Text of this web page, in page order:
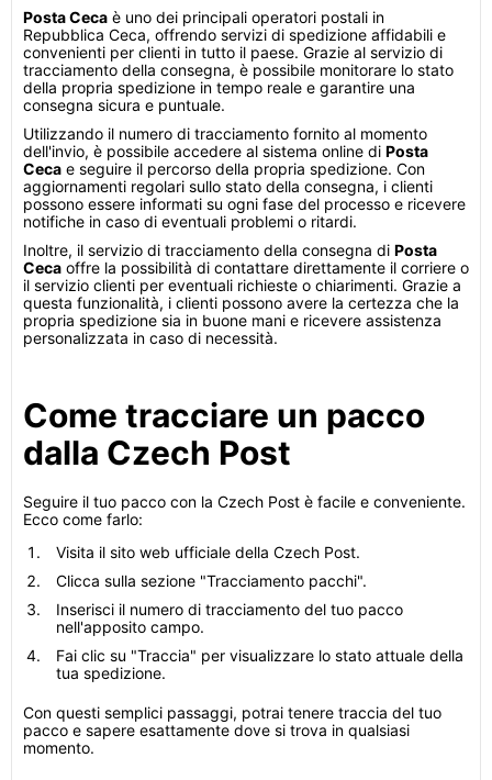
Posta Ceca è uno dei principali operatori postali in
Repubblica Ceca, offrendo servizi di spedizione affidabili e
convenienti per clienti in tutto il paese. Grazie al servizio di
tracciamento della consegna, è possibile monitorare lo stato
della propria spedizione in tempo reale e garantire una
consegna sicura e puntuale.
Utilizzando il numero di tracciamento fornito al momento
dell'invio, è possibile accedere al sistema online di Posta
Ceca e seguire il percorso della propria spedizione. Con
aggiornamenti regolari sullo stato della consegna, i clienti
possono essere informati su ogni fase del processo e ricevere
notifiche in caso di eventuali problemi o ritardi.
Inoltre, il servizio di tracciamento della consegna di Posta
Ceca offre la possibilità di contattare direttamente il corriere o
il servizio clienti per eventuali richieste o chiarimenti. Grazie a
questa funzionalità, i clienti possono avere la certezza che la
propria spedizione sia in buone mani e ricevere assistenza
personalizzata in caso di necessità.
Come tracciare un pacco
dalla Czech Post
Seguire il tuo pacco con la Czech Post è facile e conveniente.
Ecco come farlo:
Visita il sito web ufficiale della Czech Post.
Clicca sulla sezione "Tracciamento pacchi".
Inserisci il numero di tracciamento del tuo pacco
nell'apposito campo.
Fai clic su "Traccia" per visualizzare lo stato attuale della
tua spedizione.
Con questi semplici passaggi, potrai tenere traccia del tuo
pacco e sapere esattamente dove si trova in qualsiasi
momento.